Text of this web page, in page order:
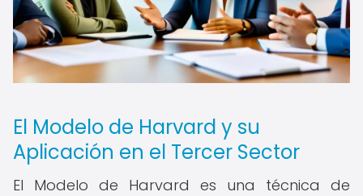
El Modelo de Harvard y su
Aplicación en el Tercer Sector
El Modelo de Harvard es una técnica de